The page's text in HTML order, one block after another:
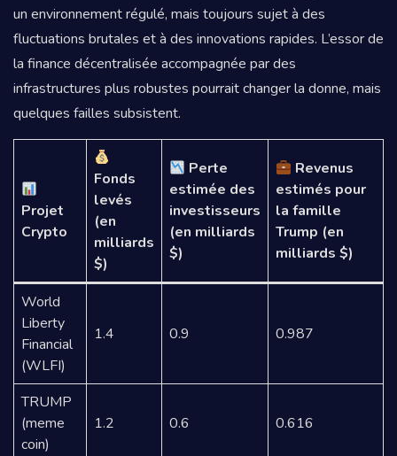
un environnement régulé, mais toujours sujet à des
fluctuations brutales et à des innovations rapides. L’essor de
la finance décentralisée accompagnée par des
infrastructures plus robustes pourrait changer la donne, mais
quelques failles subsistent.
Projet
Crypto
Fonds
levés
(en
milliards
$)
Perte
estimée des
investisseurs
(en milliards
$)
Revenus
estimés pour
la famille
Trump (en
milliards $)
World
Liberty
Financial
(WLFI)
1.4 0.9 0.987
TRUMP
(meme
coin)
1.2 0.6 0.616